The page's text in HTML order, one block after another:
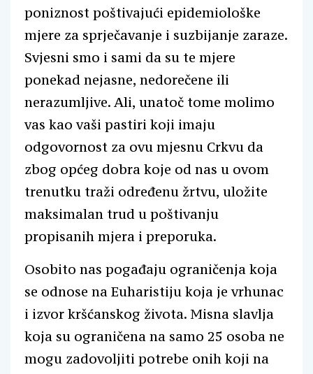
poniznost poštivajući epidemiološke
mjere za sprječavanje i suzbijanje zaraze.
Svjesni smo i sami da su te mjere
ponekad nejasne, nedorečene ili
nerazumljive. Ali, unatoč tome molimo
vas kao vaši pastiri koji imaju
odgovornost za ovu mjesnu Crkvu da
zbog općeg dobra koje od nas u ovom
trenutku traži određenu žrtvu, uložite
maksimalan trud u poštivanju
propisanih mjera i preporuka.
Osobito nas pogađaju ograničenja koja
se odnose na Euharistiju koja je vrhunac
i izvor kršćanskog života. Misna slavlja
koja su ograničena na samo 25 osoba ne
mogu zadovoljiti potrebe onih koji na